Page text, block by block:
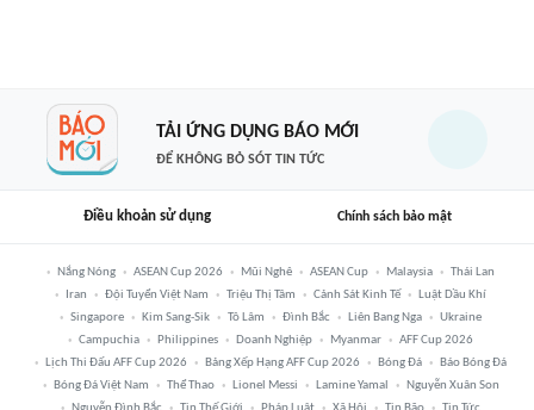
TẢI ỨNG DỤNG BÁO MỚI
ĐỂ KHÔNG BỎ SÓT TIN TỨC
Điều khoản sử dụng Chính sách bảo mật
Nắng Nóng ASEAN Cup 2026 Mũi Nghê ASEAN Cup Malaysia
Thái Lan
Iran
Đội Tuyển Việt Nam Triệu Thị Tâm Cảnh Sát Kinh Tế
Luật Dầu Khí
Singapore
Kim Sang-Sik Tô Lâm Đình Bắc Liên Bang Nga
Ukraine
Campuchia
Philippines Doanh Nghiệp Myanmar
AFF Cup 2026
Lịch Thi Đấu AFF Cup 2026
Bảng Xếp Hạng AFF Cup 2026 Bóng Đá
Báo Bóng Đá
Bóng Đá Việt Nam
Thể Thao Lionel Messi Lamine Yamal
Nguyễn Xuân Son